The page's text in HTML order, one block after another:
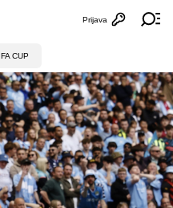
Otvori
Prijava
FA CUP